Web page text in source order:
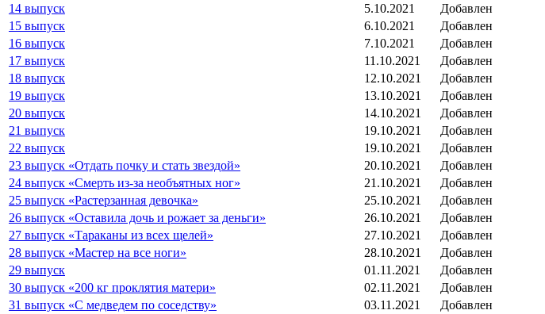
14 выпуск
5.10.2021
Добавлен
15 выпуск
6.10.2021
Добавлен
16 выпуск
7.10.2021
Добавлен
17 выпуск
11.10.2021
Добавлен
18 выпуск
12.10.2021
Добавлен
19 выпуск
13.10.2021
Добавлен
20 выпуск
14.10.2021
Добавлен
21 выпуск
19.10.2021
Добавлен
22 выпуск
19.10.2021
Добавлен
23 выпуск «Отдать почку и стать звездой»
20.10.2021
Добавлен
24 выпуск «Смерть из-за необъятных ног»
21.10.2021
Добавлен
25 выпуск «Растерзанная девочка»
25.10.2021
Добавлен
26 выпуск «Оставила дочь и рожает за деньги»
26.10.2021
Добавлен
27 выпуск «Тараканы из всех щелей»
27.10.2021
Добавлен
28 выпуск «Мастер на все ноги»
28.10.2021
Добавлен
29 выпуск
01.11.2021
Добавлен
30 выпуск «200 кг проклятия матери»
02.11.2021
Добавлен
31 выпуск «С медведем по соседству»
03.11.2021
Добавлен